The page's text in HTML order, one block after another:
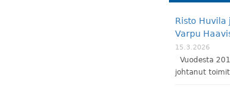
Risto
Varpu
15.3.2026
Vuodesta
johtanut